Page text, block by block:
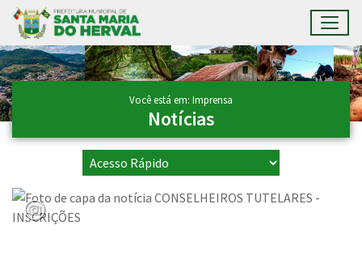
Ir para conteúdo principal
Conteúdo Principal
Você está em: Imprensa
Notícias